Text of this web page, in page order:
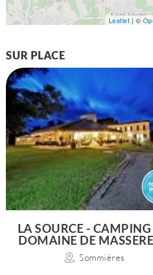
Leaflet| ©
SUR PLACE
LA SOURCE -
DOMAINE DE
Sommières